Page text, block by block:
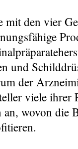
mit den vier
und
der
viele ihrer
wovon die